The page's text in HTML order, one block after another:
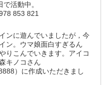
活動中。
853 821
ンに遊んでいましたが，今
ン。ウマ娘面白すぎるん
りこんでいきます。アイコ
キノコさん
）に作成いただきまし